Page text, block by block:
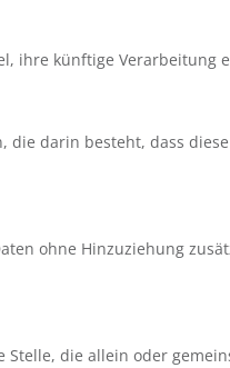
ihre künftige Verarbeitung
darin besteht, dass
ohne Hinzuziehung
die allein oder